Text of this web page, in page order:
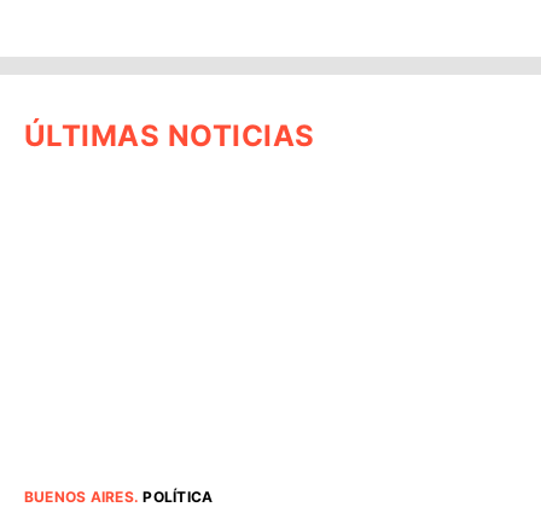
ÚLTIMAS NOTICIAS
BUENOS AIRES.POLÍTICA